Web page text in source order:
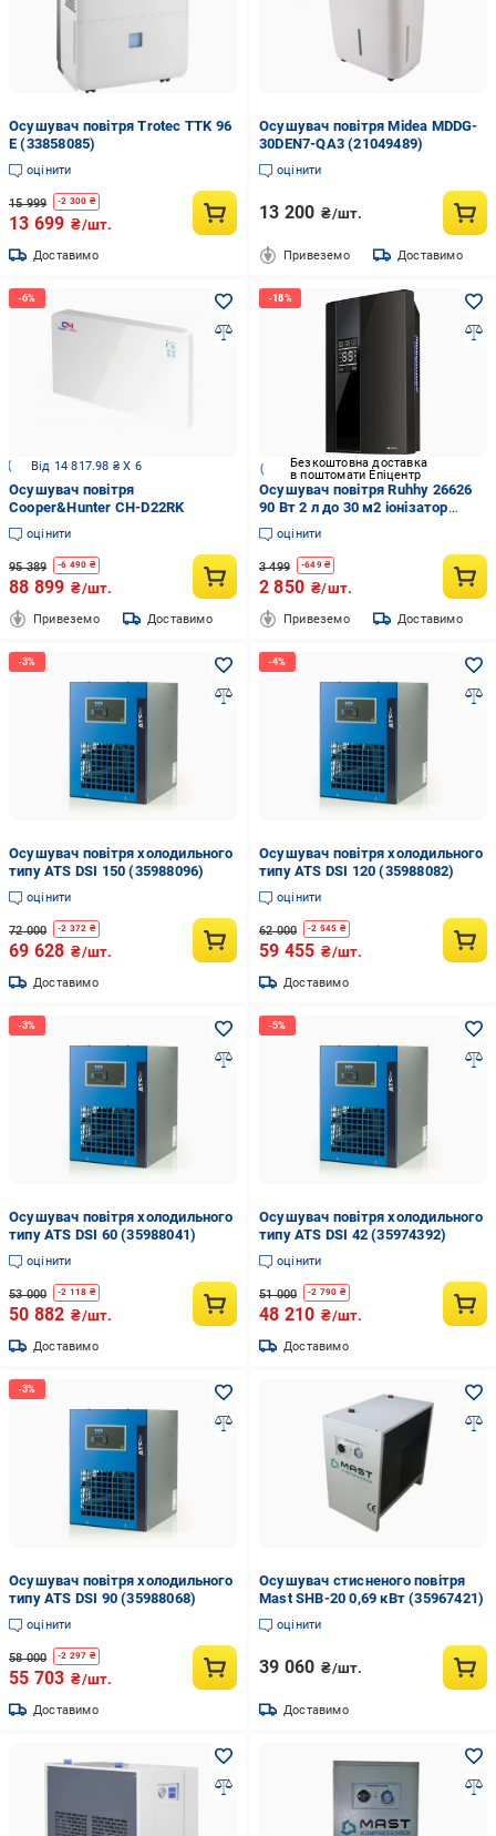
Осушувач повітря Trotec TTK 96
E (33858085)
оцінити
15 999 -2 300 ₴
13 699 ₴/шт.
Доставимо
Осушувач повітря Midea MDDG-
30DEN7-QA3 (21049489)
оцінити
13 200 ₴/шт.
Привеземо Доставимо
Від 14 817.98 ₴ X 6
Осушувач повітря
Cooper&Hunter CH-D22RK
оцінити
95 389 -6 490 ₴
88 899 ₴/шт.
Привеземо Доставимо
Безкоштовна доставка
в поштомати Епіцентр
Осушувач повітря Ruhhy 26626
90 Вт 2 л до 30 м2 іонізатор
таймер пульт ДК Чорний
оцінити
3 499 -649₴
2 850 ₴/шт.
Привеземо Доставимо
Осушувач повітря холодильного
типу ATS DSI 150 (35988096)
оцінити
72 000 -2 372 ₴
69 628 ₴/шт.
Доставимо
Осушувач повітря холодильного
типу ATS DSI 120 (35988082)
оцінити
62 000 -2 545 ₴
59 455 ₴/шт.
Доставимо
Осушувач повітря холодильного
типу ATS DSI 60 (35988041)
оцінити
53 000 -2 118 ₴
50 882 ₴/шт.
Доставимо
Осушувач повітря холодильного
типу ATS DSI 42 (35974392)
оцінити
51 000 -2 790 ₴
48 210 ₴/шт.
Доставимо
Осушувач повітря холодильного
типу ATS DSI 90 (35988068)
оцінити
58 000 -2 297 ₴
55 703 ₴/шт.
Доставимо
Осушувач стисненого повітря
Mast SHB-20 0,69 кВт (35967421)
оцінити
39 060 ₴/шт.
Доставимо